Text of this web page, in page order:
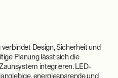
Design, Sicherheit und
Planung lässt sich die
integrieren. LED-
energiesparende und